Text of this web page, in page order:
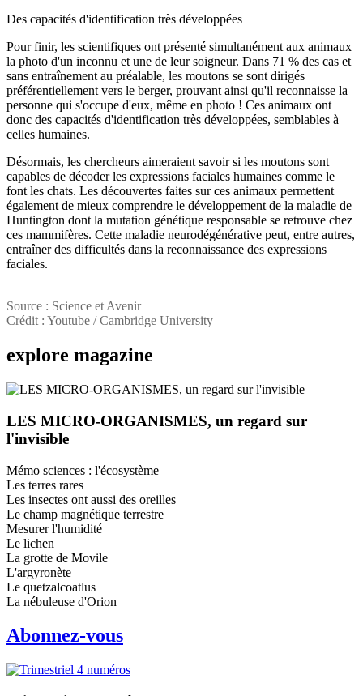
Des capacités d'identification très développées
Pour finir, les scientifiques ont présenté simultanément aux animaux
la photo d'un inconnu et une de leur soigneur. Dans 71 % des cas et
sans entraînement au préalable, les moutons se sont dirigés
préférentiellement vers le berger, prouvant ainsi qu'il reconnaisse la
personne qui s'occupe d'eux, même en photo ! Ces animaux ont
donc des capacités d'identification très développées, semblables à
celles humaines.
Désormais, les chercheurs aimeraient savoir si les moutons sont
capables de décoder les expressions faciales humaines comme le
font les chats. Les découvertes faites sur ces animaux permettent
également de mieux comprendre le développement de la maladie de
Huntington dont la mutation génétique responsable se retrouve chez
ces mammifères. Cette maladie neurodégénérative peut, entre autres,
entraîner des difficultés dans la reconnaissance des expressions
faciales.
Source : Science et Avenir
Crédit : Youtube / Cambridge University
explore magazine
LES MICRO-ORGANISMES, un regard sur
l'invisible
Mémo sciences : l'écosystème
Les terres rares
Les insectes ont aussi des oreilles
Le champ magnétique terrestre
Mesurer l'humidité
Le lichen
La grotte de Movile
L'argyronète
Le quetzalcoatlus
La nébuleuse d'Orion
Abonnez-vous